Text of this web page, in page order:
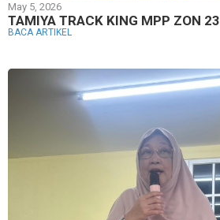
May 5, 2026
TAMIYA TRACK KING MPP ZON 23
BACA ARTIKEL